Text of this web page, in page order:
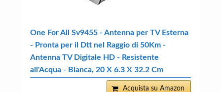
One For All Sv9455 - Antenna per TV Esterna
- Pronta per il Dtt nel Raggio di 50Km -
Antenna TV Digitale HD - Resistente
all'Acqua - Bianca, 20 X 6.3 X 32.2 Cm
Acquista su Amazon